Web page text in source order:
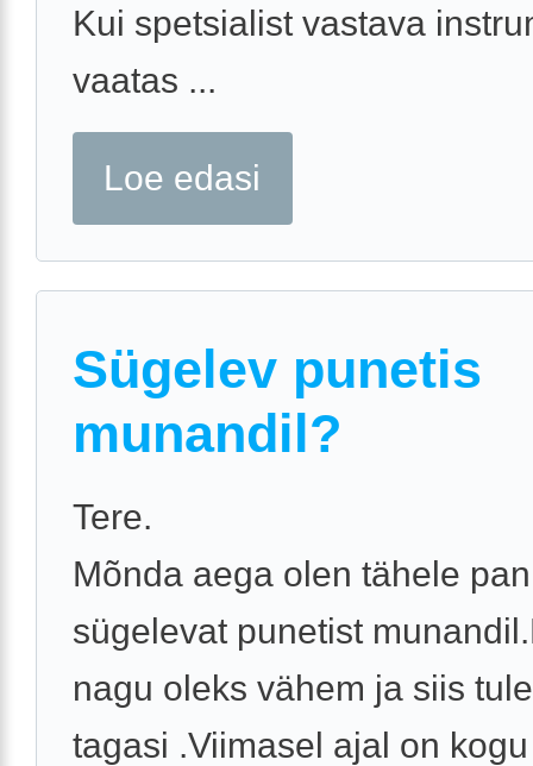
Kui spetsialist vastava
vaatas ...
Loe edasi
Sügelev punetis
munandil?
Tere.
Mõnda aega olen tähele
sügelevat punetist
nagu oleks vähem ja siis
tagasi .Viimasel ajal on kogu